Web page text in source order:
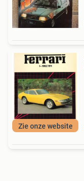
Zie onze website